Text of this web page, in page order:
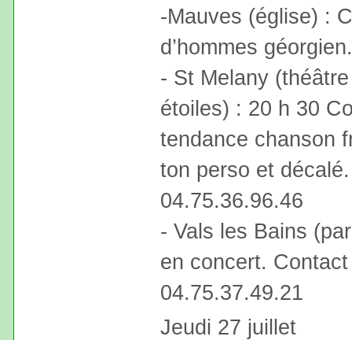
-Mauves (église) :
d’hommes géorgien.
- St Melany
étoiles) : 20 h 30
tendance chanson
ton perso et
04.75.36.96.46
- Vals les Bains
en concert.
04.75.37.49.21
Jeudi 27 juillet